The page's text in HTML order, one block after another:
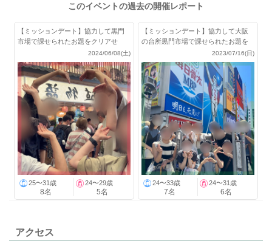
このイベントの過去の開催レポート
【ミッションデート】協力して黒門
市場で課せられたお題をクリアせ
2024/06/08(土)
25〜31歳
8名
24〜29歳
5名
【ミッションデート】協力して大阪
の台所黒門市場で課せられたお題を
2023/07/16(日)
24〜33歳
7名
24〜31歳
6名
アクセス